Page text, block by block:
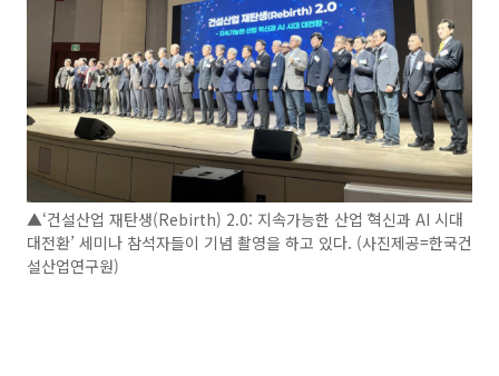
▲‘건설산업 재탄생(Rebirth) 2.0: 지속가능한 산업 혁신과 AI 시대
대전환’ 세미나 참석자들이 기념 촬영을 하고 있다. (사진제공=한국건
설산업연구원)